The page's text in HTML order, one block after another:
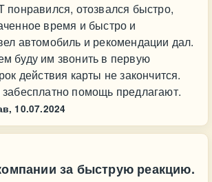
понравился, отозвался быстро,
время и быстро и
автомобиль и рекомендации дал.
буду им звонить в первую
действия карты не закончится.
помощь предлагают.
10.07.2024
за быструю реакцию.